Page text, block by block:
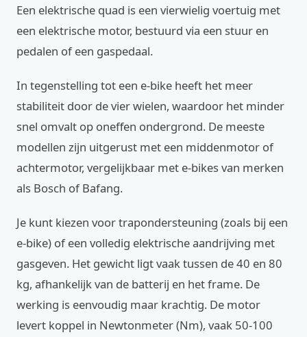
Een elektrische quad is een vierwielig voertuig met
een elektrische motor, bestuurd via een stuur en
pedalen of een gaspedaal.
In tegenstelling tot een e-bike heeft het meer
stabiliteit door de vier wielen, waardoor het minder
snel omvalt op oneffen ondergrond. De meeste
modellen zijn uitgerust met een middenmotor of
achtermotor, vergelijkbaar met e-bikes van merken
als Bosch of Bafang.
Je kunt kiezen voor trapondersteuning (zoals bij een
e-bike) of een volledig elektrische aandrijving met
gasgeven. Het gewicht ligt vaak tussen de 40 en 80
kg, afhankelijk van de batterij en het frame. De
werking is eenvoudig maar krachtig. De motor
levert koppel in Newtonmeter (Nm), vaak 50-100